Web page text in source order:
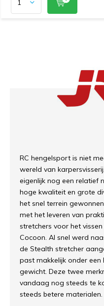
RC hengelsport is niet
wereld van
eigenlijk nog een relatief
hoge kwaliteit en grote
het snel terrein
met het leveren van
stretchers voor het
Cocoon. Al snel werd
de Stealth stretcher
past makkelijk onder een
gewicht. Deze twee
vandaag nog steeds te
steeds betere materialen.